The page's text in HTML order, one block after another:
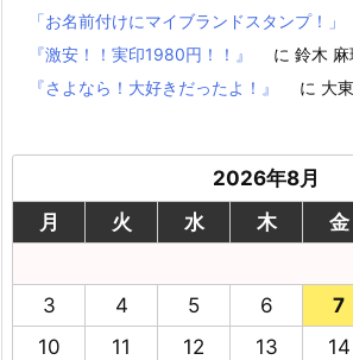
「お名前付けにマイブランドスタンプ！」
『激安！！実印1980円！！』
に 鈴木 麻
『さよなら！大好きだったよ！』
に 大
2026年8月
月
火 水 木 金
3
4 5 6 7
10
11 12 13 14